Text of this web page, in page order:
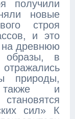
получили
новые
строя
и это
на древнюю
образы, в
природы,
также и
сил» К